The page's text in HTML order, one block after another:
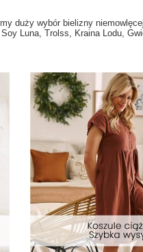
duży wybór bielizny
Luna, Trolss, Kraina Lodu,